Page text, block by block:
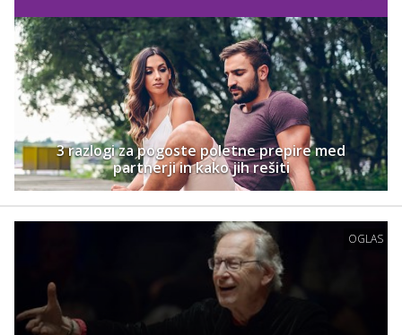
3 razlogi za pogoste poletne prepire med
partnerji in kako jih rešiti
OGLAS